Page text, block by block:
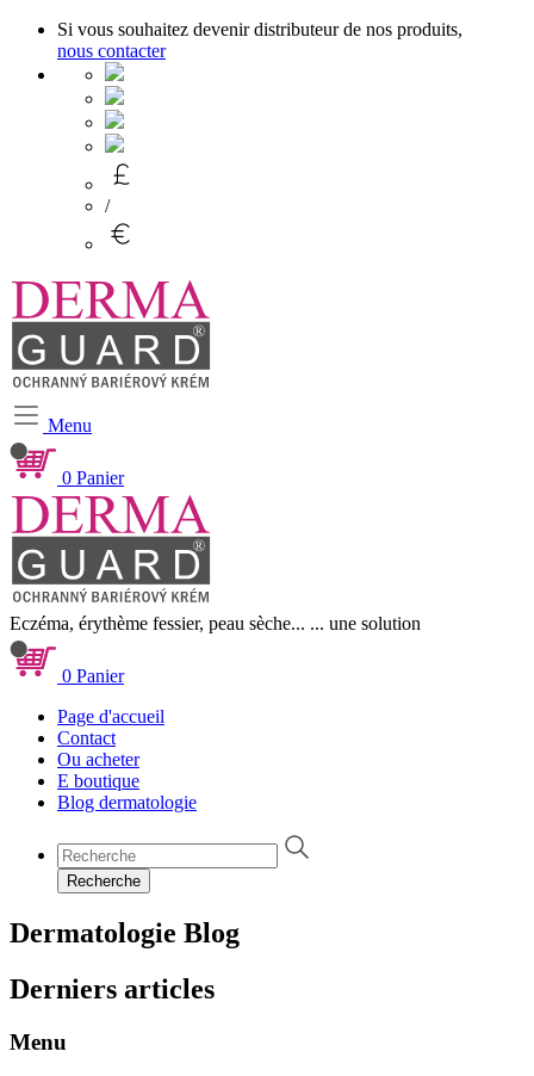
Si vous souhaitez devenir distributeur de nos produits,
nous contacter
/
Menu
0 Panier
Eczéma, érythème fessier, peau sèche... ... une solution
0 Panier
Page d'accueil
Contact
Ou acheter
E boutique
Blog dermatologie
Recherche
Dermatologie Blog
Derniers articles
Menu